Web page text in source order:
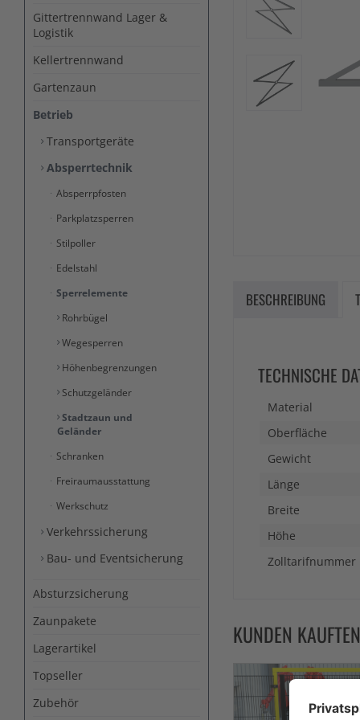
Gittertrennwand Lager &
Logistik
Kellertrennwand
Gartenzaun
Betrieb
Transportgeräte
Absperrtechnik
Absperrpfosten
Parkplatzsperren
Stilpoller
Edelstahl
Sperrelemente
Rohrbügel
Wegesperren
Höhenbegrenzungen
Schutzgeländer
Stadtzaun und
Geländer
Schranken
Freiraumausstattung
Werkschutz
Verkehrssicherung
Bau- und Eventsicherung
Absturzsicherung
Zaunpakete
Lagerartikel
Topseller
Zubehör
BESCHREIBUNG
TECHNISCHE
Material
Oberfläche
Gewicht
Länge
Breite
Höhe
Zolltarifnummer
KUNDEN